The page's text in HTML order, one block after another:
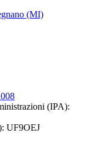
(MI)
(IPA):
UF9OEJ